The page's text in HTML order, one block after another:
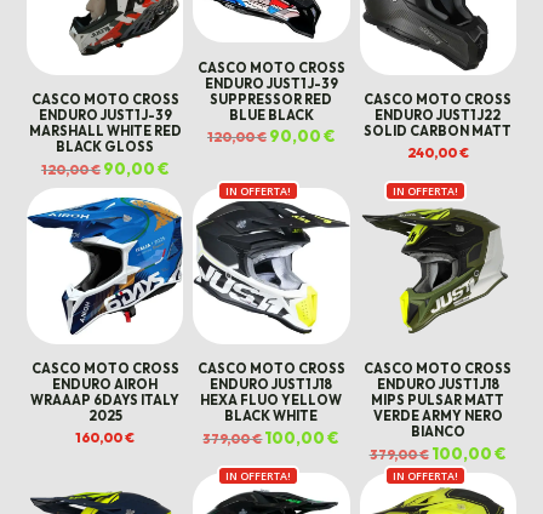
CASCO MOTO CROSS
ENDURO JUST1 J-39
MARSHALL WHITE RED
BLACK GLOSS
120,00€ Il
prezzo
originale
era:
120,00 €.
90,00€Il
prezzo
attuale
è:
90,00 €.
CASCO MOTO CROSS
ENDURO JUST1 J-39
SUPPRESSOR RED
BLUE BLACK
120,00€ Il
prezzo
120,00 €.
90,00€Il
prezzo
90,00 €.
CASCO MOTO CROSS
ENDURO JUST1 J22
SOLID CARBON MATT
240,00€
CASCO MOTO CROSS
ENDURO AIROH
WRAAAP 6DAYS ITALY
2025
160,00€
IN OFFERTA!
CASCO MOTO CROSS
ENDURO JUST1 J18
HEXA FLUO YELLOW
BLACK WHITE
379,00€Il
prezzo
era:
379,00 €.
100,00€
prezzo
attuale
100,00 €.
IN OFFERTA!
CASCO MOTO CROSS
ENDURO JUST1 J18
MIPS PULSAR MATT
VERDE ARMY NERO
BIANCO
379,00€ Il
prezzo
originale
era:
379,00 €.
100,00€Il
è:
IN OFFERTA! IN OFFERTA!